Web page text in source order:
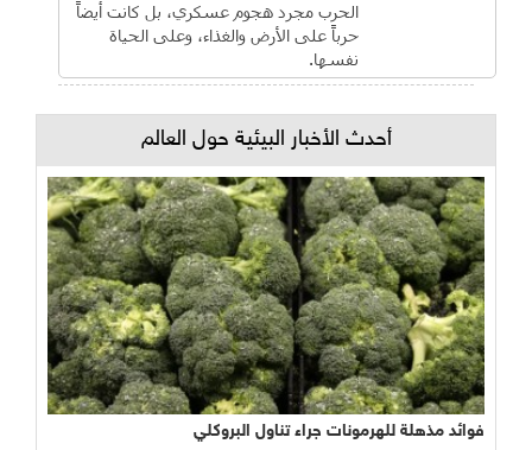
الحرب مجرد هجوم عسكري، بل كانت أيضاً
حرباً على الأرض والغذاء، وعلى الحياة
نفسها.
أحدث الأخبار البيئية حول العالم
فوائد مذهلة للهرمونات جراء تناول البروكلي